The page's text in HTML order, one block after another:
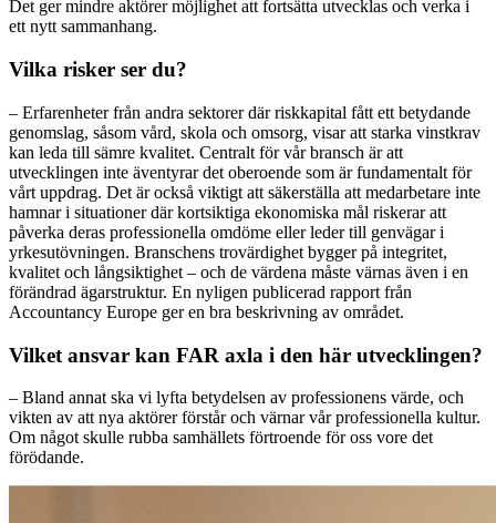
Det ger mindre aktörer möjlighet att fortsätta utvecklas och verka i
ett nytt sammanhang.
Vilka risker ser du?
– Erfarenheter från andra sektorer där riskkapital fått ett betydande
genomslag, såsom vård, skola och omsorg, visar att starka vinstkrav
kan leda till sämre kvalitet. Centralt för vår bransch är att
utvecklingen inte äventyrar det oberoende som är fundamentalt för
vårt uppdrag. Det är också viktigt att säkerställa att medarbetare inte
hamnar i situationer där kortsiktiga ekonomiska mål riskerar att
påverka deras professionella omdöme eller leder till genvägar i
yrkesutövningen. Branschens trovärdighet bygger på integritet,
kvalitet och långsiktighet – och de värdena måste värnas även i en
förändrad ägarstruktur. En nyligen publicerad rapport från
Accountancy Europe ger en bra beskrivning av området.
Vilket ansvar kan FAR axla i den här utvecklingen?
– Bland annat ska vi lyfta betydelsen av professionens värde, och
vikten av att nya aktörer förstår och värnar vår professionella kultur.
Om något skulle rubba samhällets förtroende för oss vore det
förödande.